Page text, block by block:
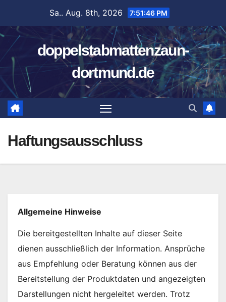
springen
Sa.. Aug. 8th, 2026 7:51:47 PM
doppelstabmattenzaun-
dortmund.de
Haftungsausschluss
Allgemeine Hinweise
Die bereitgestellten Inhalte auf dieser Seite
dienen ausschließlich der Information. Ansprüche
aus Empfehlung oder Beratung können aus der
Bereitstellung der Produktdaten und angezeigten
Darstellungen nicht hergeleitet werden. Trotz